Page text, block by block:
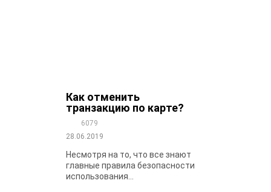
Как отменить
транзакцию по карте?
6079
28.06.2019
Несмотря на то, что все знают
главные правила безопасности
использования...